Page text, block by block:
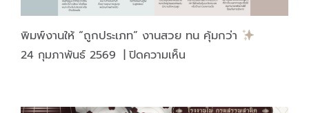
พิมพ์งานให้ “ถูกประเภท” งานสวย ทน คุ้มกว่า
24 กุมภาพันธ์ 2569 | ปิดความเห็นบน
ให้